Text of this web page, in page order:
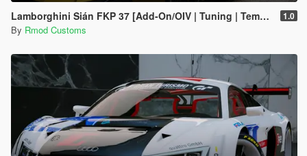
Lamborghini Sián FKP 37 [Add-On/OIV | Tuning | Template] 1.0
By Rmod Customs